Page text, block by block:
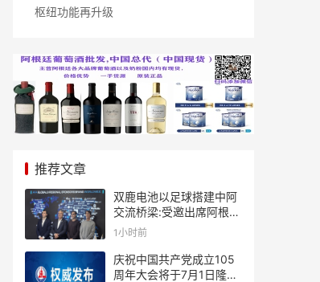
枢纽功能再升级
推荐文章
双鹿电池以足球搭建中阿
交流桥梁:受邀出席阿根廷
足协赞助商招待会！
1小时前
庆祝中国共产党成立105
周年大会将于7月1日隆重